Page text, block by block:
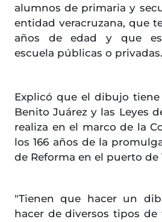
alumnos de primaria y
entidad veracruzana, que
años de edad y que
escuela públicas o privadas.
Explicó que el dibujo
Benito Juárez y las Leyes
realiza en el marco de la
los 166 años de la
de Reforma en el puerto de
"Tienen que hacer un
hacer de diversos tipos de